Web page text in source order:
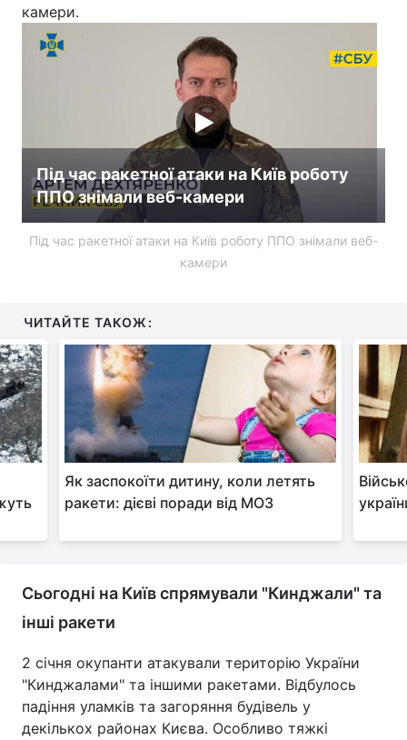
камери.
Під час ракетної атаки на Київ роботу
ППО знімали веб-камери
Під час ракетної атаки на Київ роботу ППО знімали веб-
камери
ЧИТАЙТЕ ТАКОЖ:
Як заспокоїти дитину, коли летять
ракети: дієві поради від МОЗ
Сьогодні на Київ спрямували "Кинджали" та
інші ракети
2 січня окупанти атакували територію України
"Кинджалами" та іншими ракетами. Відбулось
падіння уламків та загоряння будівель у
декількох районах Києва. Особливо тяжкі